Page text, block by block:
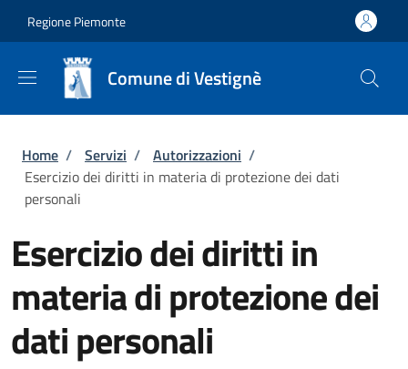
Regione Piemonte
Comune di Vestignè
Briciole di pane
Home / Servizi / Autorizzazioni /
Esercizio dei diritti in materia di protezione dei dati
personali
Esercizio dei diritti in
materia di protezione dei
dati personali